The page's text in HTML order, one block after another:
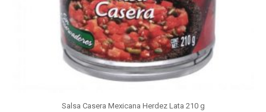
Salsa Casera Mexicana Herdez Lata 210 g